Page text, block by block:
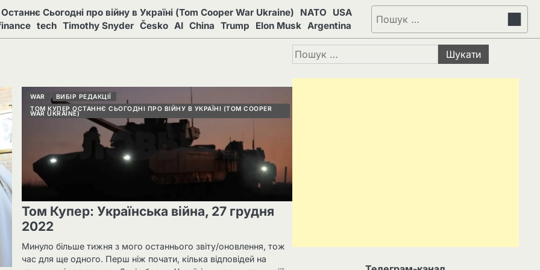
Сьогодні про війну в Україні (Tom Cooper War Ukraine) NATO
USA
tech Timothy Snyder Česko AI China Trump Elon Musk Argentina
Пошук:
WAR
ВИБІР РЕДАКЦІЇ
ТОМ КУПЕР ОСТАННЄ СЬОГОДНІ ПРО ВІЙНУ В УКРАЇНІ (TOM COOPER
WAR UKRAINE)
Том Купер: Українська війна, 27 грудня
2022
Минуло більше тижня з мого останнього звіту/оновлення, тож
час для ще одного. Перш ніж почати, кілька відповідей на
Пошук: